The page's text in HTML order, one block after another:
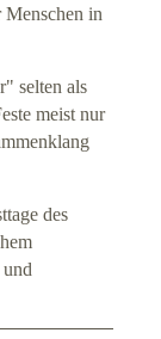
in
selten als
meist nur
des